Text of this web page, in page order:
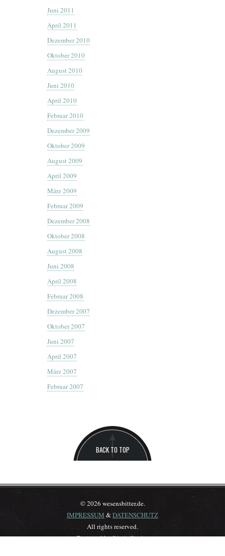
Juni 2011
April 2011
Dezember 2010
Oktober 2010
August 2010
Juni 2010
April 2010
Februar 2010
Dezember 2009
Oktober 2009
August 2009
April 2009
März 2009
Februar 2009
Dezember 2008
Oktober 2008
August 2008
Juni 2008
April 2008
Februar 2008
Dezember 2007
Oktober 2007
Juni 2007
April 2007
März 2007
Februar 2007
BACK TO TOP
© 2026 wesensbitter.de.
IMPRESSUM&DATENSCHUTZ
All rights reserved.
Designed byBlickeDeeler